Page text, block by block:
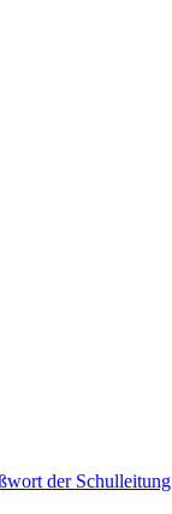
der Schulleitung